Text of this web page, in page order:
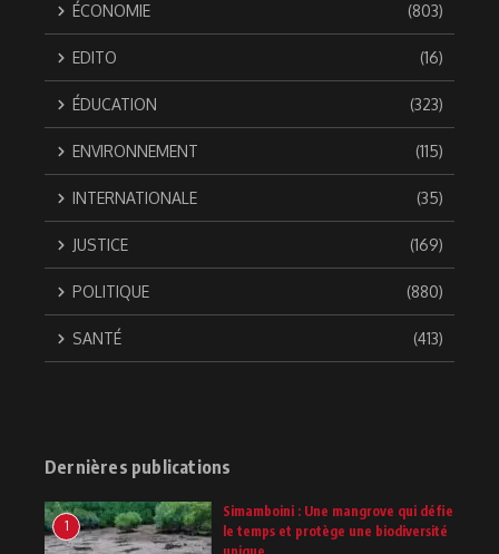
ÉCONOMIE (803)
EDITO (16)
ÉDUCATION (323)
ENVIRONNEMENT (115)
INTERNATIONALE (35)
JUSTICE (169)
POLITIQUE (880)
SANTÉ (413)
Dernières publications
1
Simamboini : Une mangrove qui défie
le temps et protège une biodiversité